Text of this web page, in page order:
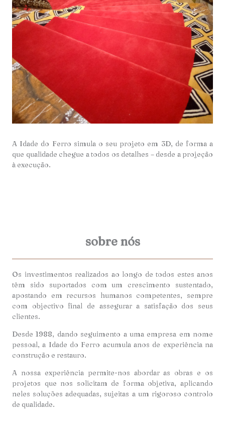
A Idade do Ferro simula o seu projeto em 3D, de forma a
que qualidade chegue a todos os detalhes – desde a projeção
à execução.
sobre nós
Os investimentos realizados ao longo de todos estes anos
têm sido suportados com um crescimento sustentado,
apostando em recursos humanos competentes, sempre
com objectivo final de assegurar a satisfação dos seus
clientes.
Desde 1988, dando seguimento a uma empresa em nome
pessoal, a Idade do Ferro acumula anos de experiência na
construção e restauro.
A nossa experiência permite-nos abordar as obras e os
projetos que nos solicitam de forma objetiva, aplicando
neles soluções adequadas, sujeitas a um rigoroso controlo
de qualidade.